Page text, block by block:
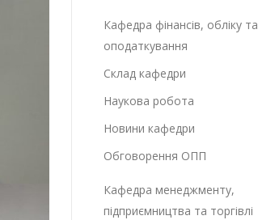
Кафедра фінансів, обліку та
оподаткування
Склад кафедри
Наукова робота
Новини кафедри
Обговорення ОПП
Кафедра менеджменту,
підприємництва та торгівлі